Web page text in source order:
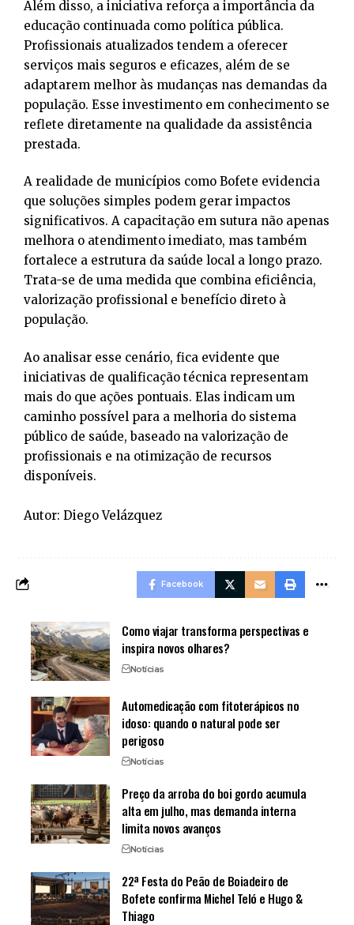
Além disso, a iniciativa reforça a importância da
educação continuada como política pública.
Profissionais atualizados tendem a oferecer
serviços mais seguros e eficazes, além de se
adaptarem melhor às mudanças nas demandas da
população. Esse investimento em conhecimento se
reflete diretamente na qualidade da assistência
prestada.
A realidade de municípios como Bofete evidencia
que soluções simples podem gerar impactos
significativos. A capacitação em sutura não apenas
melhora o atendimento imediato, mas também
fortalece a estrutura da saúde local a longo prazo.
Trata-se de uma medida que combina eficiência,
valorização profissional e benefício direto à
população.
Ao analisar esse cenário, fica evidente que
iniciativas de qualificação técnica representam
mais do que ações pontuais. Elas indicam um
caminho possível para a melhoria do sistema
público de saúde, baseado na valorização de
profissionais e na otimização de recursos
disponíveis.
Autor: Diego Velázquez
Facebook
Como viajar transforma perspectivas e
inspira novos olhares?
Notícias
Automedicação com fitoterápicos no
idoso: quando o natural pode ser
perigoso
Notícias
Preço da arroba do boi gordo acumula
alta em julho, mas demanda interna
limita novos avanços
Notícias
22ª Festa do Peão de Boiadeiro de
Bofete confirma Michel Teló e Hugo &
Thiago